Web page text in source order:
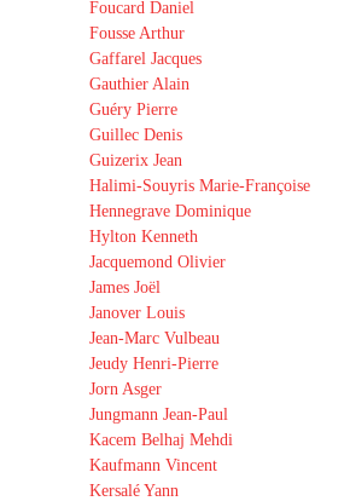
Foucard Daniel
Fousse Arthur
Gaffarel Jacques
Gauthier Alain
Guéry Pierre
Guillec Denis
Guizerix Jean
Halimi-Souyris Marie-Françoise
Hennegrave Dominique
Hylton Kenneth
Jacquemond Olivier
James Joël
Janover Louis
Jean-Marc Vulbeau
Jeudy Henri-Pierre
Jorn Asger
Jungmann Jean-Paul
Kacem Belhaj Mehdi
Kaufmann Vincent
Kersalé Yann